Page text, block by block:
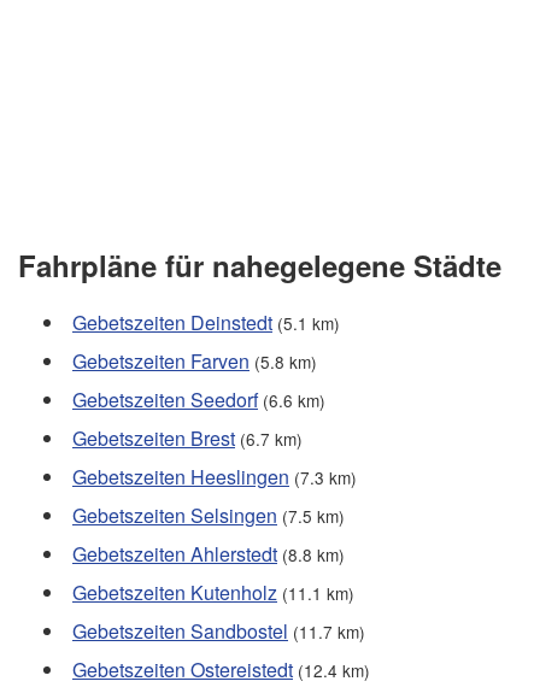
Fahrpläne für nahegelegene Städte
Gebetszeiten Deinstedt (5.1 km)
Gebetszeiten Farven (5.8 km)
Gebetszeiten Seedorf (6.6 km)
Gebetszeiten Brest (6.7 km)
Gebetszeiten Heeslingen (7.3 km)
Gebetszeiten Selsingen (7.5 km)
Gebetszeiten Ahlerstedt (8.8 km)
Gebetszeiten Kutenholz (11.1 km)
Gebetszeiten Sandbostel (11.7 km)
Gebetszeiten Ostereistedt (12.4 km)